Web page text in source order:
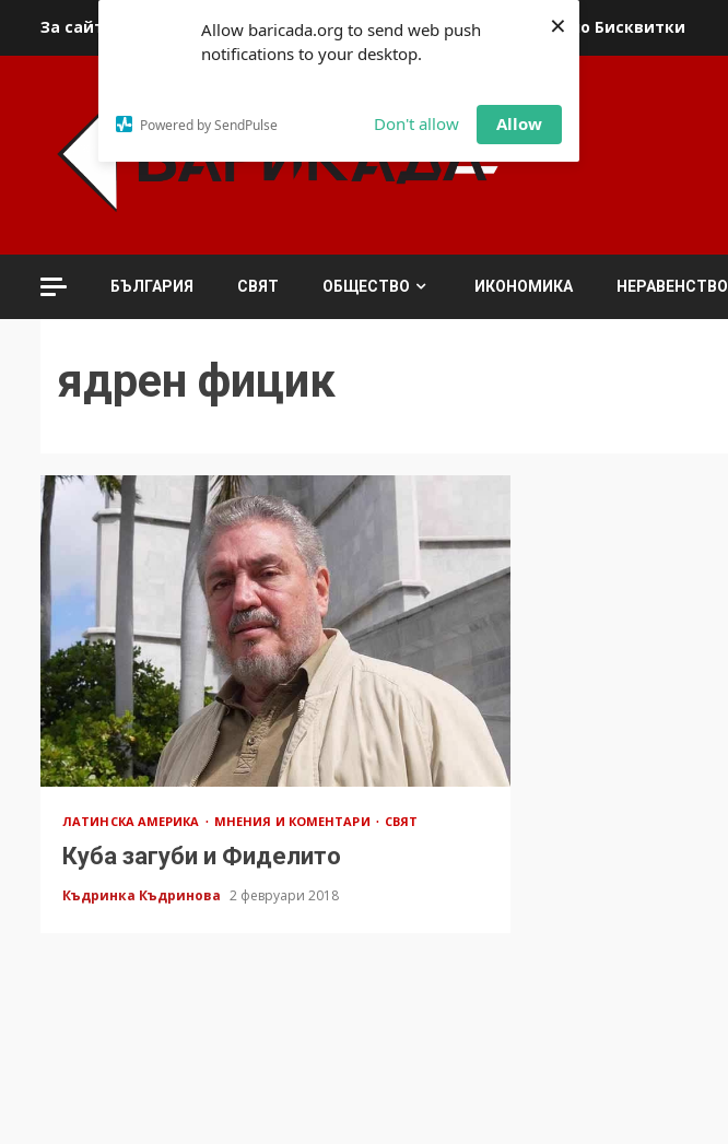
Allow baricada.org to send web push
notifications to your desktop.
Powered by SendPulse Don't allow Allow
×
За сайта За контакти За реклама Политика относно Бисквитки
БЪЛГАРИЯ СВЯТ ОБЩЕСТВО ИКОНОМИКА НЕРАВЕНСТВО
ядрен фицик
ЛАТИНСКА АМЕРИКА МНЕНИЯ И КОМЕНТАРИ СВЯТ
Куба загуби и Фиделито
Къдринка Къдринова 2 февруари 2018